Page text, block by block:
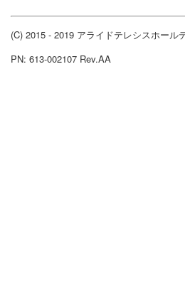
(C) 2015 - 2019 アライドテレシスホール
PN: 613-002107 Rev.AA